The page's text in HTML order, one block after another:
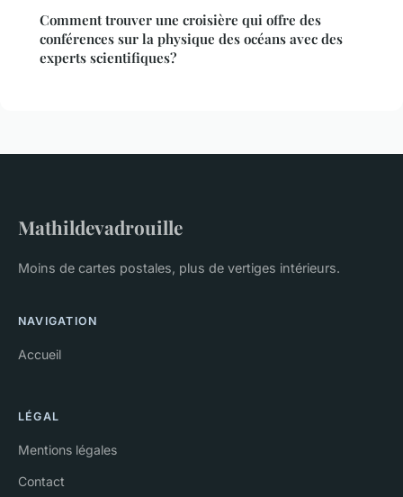
Comment trouver une croisière qui offre des
conférences sur la physique des océans avec des
experts scientifiques?
Mathildevadrouille
Moins de cartes postales, plus de vertiges intérieurs.
NAVIGATION
Accueil
LÉGAL
Mentions légales
Contact